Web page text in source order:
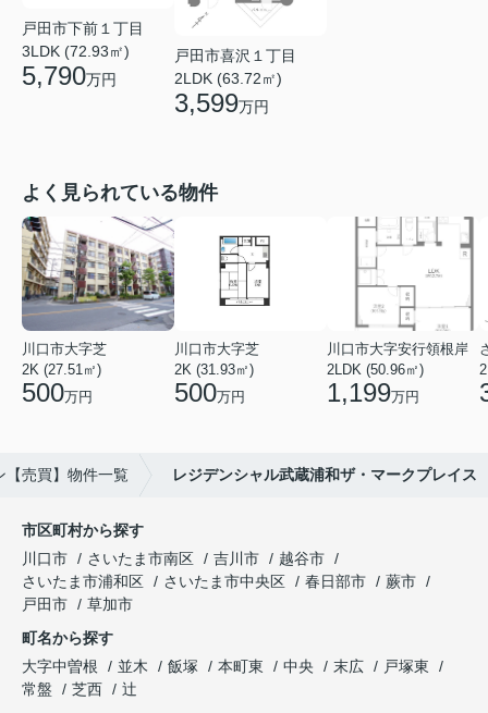
戸田市下前１丁目
3LDK (72.93㎡)
5,790万円
戸田市喜沢１丁目
2LDK (63.72㎡)
3,599万円
よく見られている物件
川口市大字芝
2K (27.51㎡)
500万円
川口市大字芝
2K (31.93㎡)
500万円
川口市大字安行領根岸
2LDK (50.96㎡)
1,199万円
【売買】物件一覧 レジデンシャル武蔵浦和ザ・マークプレイス
市区町村から探す
川口市
さいたま市南区 吉川市
越谷市
さいたま市浦和区
さいたま市中央区 春日部市
蕨市
戸田市
草加市
町名から探す
大字中曽根
並木 飯塚 本町東 中央 末広
戸塚東
常盤
芝西
辻